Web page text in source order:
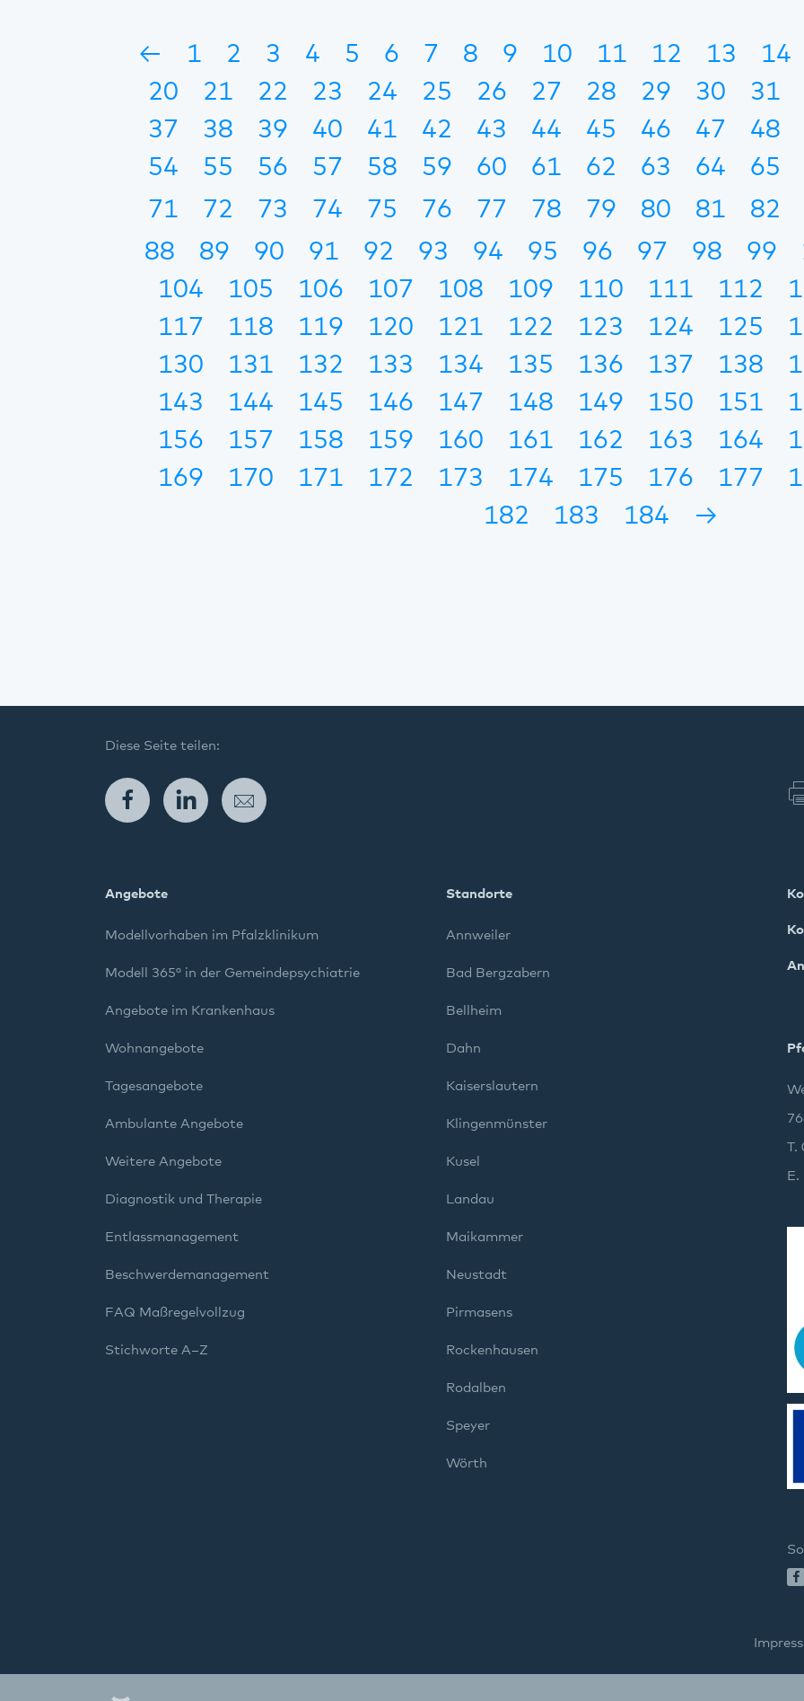
← 1 2 3 4 5 6 7 8 9 10 11 12 13 14
20
21 22 23 24 25 26 27 28 29 30 31
37
38 39 40 41 42 43 44 45 46 47 48
54
55 56 57 58 59 60 61 62 63 64 65
71
72 73 74 75 76 77 78 79 80 81 82
88
89 90 91 92 93 94 95 96 97 98 99
104
105 106 107 108 109 110 111 112
117
118 119 120 121 122 123 124 125
130
131 132 133 134 135 136 137 138
143
144 145 146 147 148 149 150 151
156
157 158 159 160 161 162 163 164
169
170 171 172 173 174 175 176 177
182
183 184 →
Diese Seite teilen:
FacebookLinkedIn
Angebote
Modellvorhaben im Pfalzklinikum
Modell 365° in der Gemeindepsychiatrie
Angebote im Krankenhaus
Wohnangebote
Tagesangebote
Ambulante Angebote
Weitere Angebote
Diagnostik und Therapie
Entlassmanagement
Beschwerdemanagement
FAQ Maßregelvollzug
Stichworte A–Z
Standorte
Annweiler
Bad Bergzabern
Bellheim
Dahn
Kaiserslautern
Klingenmünster
Kusel
Landau
Maikammer
Neustadt
Pirmasens
Rockenhausen
Rodalben
Speyer
Wörth
T.
E.